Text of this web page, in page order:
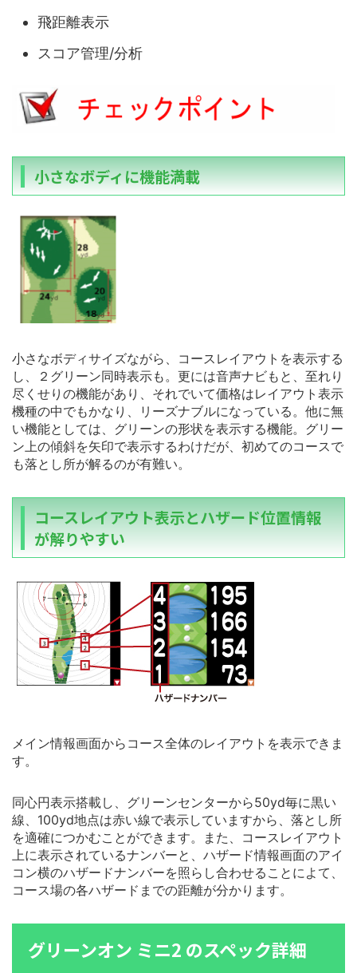
飛距離表示
スコア管理/分析
小さなボディに機能満載
小さなボディサイズながら、コースレイアウトを表示する
し、２グリーン同時表示も。更には音声ナビもと、至れり
尽くせりの機能があり、それでいて価格はレイアウト表示
機種の中でもかなり、リーズナブルになっている。他に無
い機能としては、グリーンの形状を表示する機能。グリー
ン上の傾斜を矢印で表示するわけだが、初めてのコースで
も落とし所が解るのが有難い。
コースレイアウト表示とハザード位置情報
が解りやすい
メイン情報画面からコース全体のレイアウトを表示できま
す。
同心円表示搭載し、グリーンセンターから50yd毎に黒い
線、100yd地点は赤い線で表示していますから、落とし所
を適確につかむことができます。また、コースレイアウト
上に表示されているナンバーと、ハザード情報画面のアイ
コン横のハザードナンバーを照らし合わせることによて、
コース場の各ハザードまでの距離が分かります。
グリーンオン ミニ2 のスペック詳細